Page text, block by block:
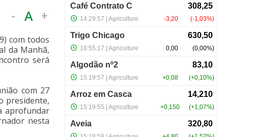
- A +
com todos
da Manhã,
será
com 27
presidente,
aprofundar
nesta